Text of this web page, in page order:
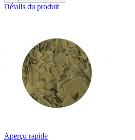
Détails du produit
Aperçu rapide